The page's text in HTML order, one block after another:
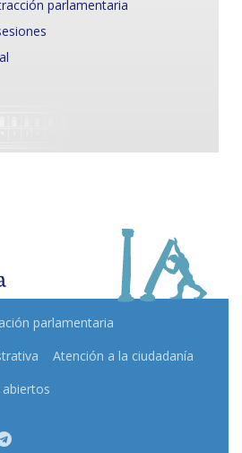
parlamentaria
parlamentaria
Atención a la ciudadanía
Telegram